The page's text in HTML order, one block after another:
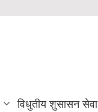
विधुतीय शुसासन सेवा